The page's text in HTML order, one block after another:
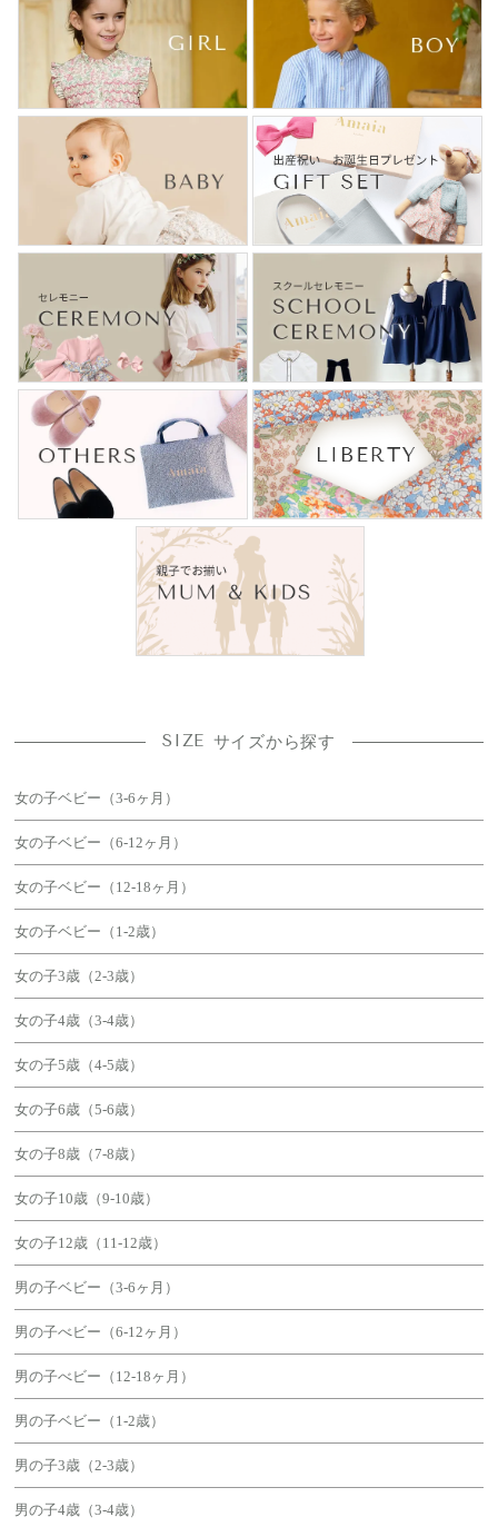
SIZE サイズから探す
女の子ベビー（3-6ヶ月）
女の子ベビー（6-12ヶ月）
女の子ベビー（12-18ヶ月）
女の子ベビー（1-2歳）
女の子3歳（2-3歳）
女の子4歳（3-4歳）
女の子5歳（4-5歳）
女の子6歳（5-6歳）
女の子8歳（7-8歳）
女の子10歳（9-10歳）
女の子12歳（11-12歳）
男の子ベビー（3-6ヶ月）
男の子べビー（6-12ヶ月）
男の子べビー（12-18ヶ月）
男の子ベビー（1-2歳）
男の子3歳（2-3歳）
男の子4歳（3-4歳）